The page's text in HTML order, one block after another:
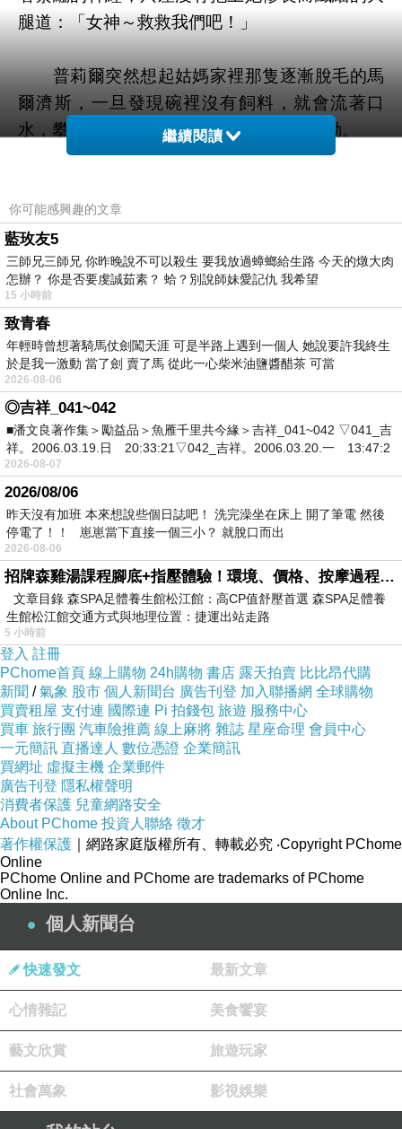
腿道：「女神～救救我們吧！」
普莉爾突然想起姑媽家裡那隻逐漸脫毛的馬
爾濟斯，一旦發現碗裡沒有飼料，就會流著口
水，攀著那隻殘破的娃娃，憤怒的激情蠕動。
她開始後悔自己沒有帶上那總是派不上用場
的防狼噴霧器，瞧瞧那兩雙瞪大的狡猾眼睛，像
青蛙似的，就要滾落至潔白的地板，說不定還會
窺探誰的裙下風光。
「該死的你們兩個是不是戴了瞳孔放大
片？」普莉爾終究忍不住諷刺的問。
「蛤？」
「眼球就快要掉出來了！」她咬牙切齒的
道，甚至懷疑自己自豪的虎牙是不是會因此而磨
成毫無殺傷力的小犬牙。
拜託她從來都忘記向其祈禱的上帝，趕緊讓
這兩個大白痴下地獄去吧！
普莉爾不斷在心裡，惡劣的複誦著。
不過就像是無法向上傳達般，貝利特的雙
手，仍牢牢的按在她的肩膀上。
「嘿、普莉爾。」親暱的語氣，奇瑞斯裂大
了嘴角，展現了他那一口好看的大白牙。
那一副討好的模樣，看起來顯得怪異極了。
「想都別想。」皺起了鼻子，普莉爾順帶的
冷哼了一聲，甩開了貝利特的禁錮，並且抓起了
書本，想著轉移陣地。
乾脆直接進到教室裡，或許還顯得比較乾
脆。
說不定那兩個白痴會害怕遇到凱爾卡特教授
而索然放棄。
「想想我們深度的友情。」
繼續閱讀
你可能感興趣的文章
藍玫友5
三師兄三師兄 你昨晚說不可以殺生 要我放過蟑螂給生路 今天的燉大肉
怎辦？ 你是否要虔誠茹素？ 蛤？別說師妹愛記仇 我希望
15 小時前
致青春
年輕時曾想著騎馬仗劍闖天涯 可是半路上遇到一個人 她說要許我終生
於是我一激動 當了劍 賣了馬 從此一心柴米油鹽醬醋茶 可當
2026-08-06
◎吉祥_041~042
■潘文良著作集＞勵益品＞魚雁千里共今緣＞吉祥_041~042 ▽041_吉
祥。2006.03.19.日 20:33:21▽042_吉祥。2006.03.20.一 13:47:2
2026-08-07
2026/08/06
昨天沒有加班 本來想說些個日誌吧！ 洗完澡坐在床上 開了筆電 然後
停電了！！ 崽崽當下直接一個三小？ 就脫口而出
2026-08-06
招牌森雞湯課程腳底+指壓體驗！環境、價格、按摩過程全紀錄，森SPA足體養生館松江館最新價格表
文章目錄 森SPA足體養生館松江館：高CP值舒壓首選 森SPA足體養
生館松江館交通方式與地理位置：捷運出站走路
5 小時前
登入 註冊
PChome首頁 線上購物 24h購物 書店 露天拍賣 比比昂代購
新聞 /氣象 股市 個人新聞台 廣告刊登 加入聯播網 全球購物
買賣租屋 支付連 國際連 Pi 拍錢包 旅遊 服務中心
買車 旅行團 汽車險推薦 線上麻將 雜誌 星座命理 會員中心
一元簡訊 直播達人 數位憑證 企業簡訊
買網址 虛擬主機 企業郵件
廣告刊登 隱私權聲明
消費者保護 兒童網路安全
About PChome 投資人聯絡 徵才
著作權保護 ｜網路家庭版權所有、轉載必究 ‧Copyright PChome
Online
PChome Online and PChome are trademarks of PChome
Online Inc.
個人新聞台
快速發文 最新文章
心情雜記 美食饗宴
藝文欣賞 旅遊玩家
社會萬象 影視娛樂